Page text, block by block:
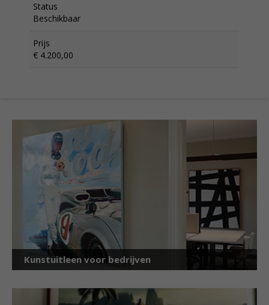
Status
Beschikbaar
Prijs
€ 4.200,00
Kunstuitleen voor bedrijven